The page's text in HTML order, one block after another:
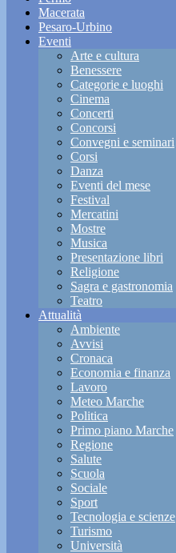
Macerata
Pesaro-Urbino
Eventi
Arte e cultura
Benessere
Categorie e luoghi
Cinema
Concerti
Concorsi
Convegni e seminari
Corsi
Danza
Eventi del mese
Festival
Mercatini
Mostre
Musica
Presentazione libri
Religione
Sagra e gastronomia
Teatro
Attualità
Ambiente
Avvisi
Cronaca
Economia e finanza
Lavoro
Meteo Marche
Politica
Primo piano Marche
Regione
Salute
Scuola
Sociale
Sport
Tecnologia e scienze
Turismo
Università